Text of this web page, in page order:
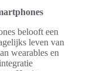
belooft een
leven van
wearables en